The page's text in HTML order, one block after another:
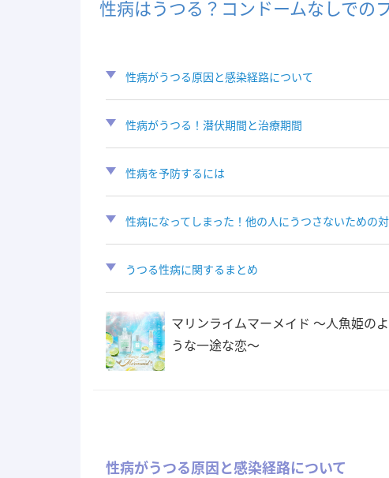
性病はうつる？コンドームなしでの
性病がうつる原因と感染経路について
性病がうつる！潜伏期間と治療期間
性病を予防するには
性病になってしまった！他の人にうつさないための
うつる性病に関するまとめ
マリンライムマーメイド 〜人魚姫のよ
うな一途な恋〜
性病がうつる原因と感染経路について